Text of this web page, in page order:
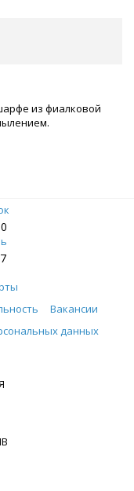
из фиалковой
Вакансии
данных